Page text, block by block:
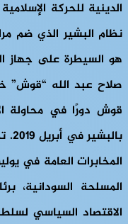
الدينية للحركة
نظام البشير الذي ضم
هو السيطرة على جهاز
صلاح عبد الله “قوش”
المسلحة السودانية،
الاقتصاد السياسي